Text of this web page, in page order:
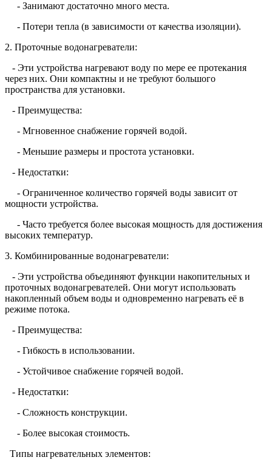
- Занимают достаточно много места.
- Потери тепла (в зависимости от качества изоляции).
2. Проточные водонагреватели:
- Эти устройства нагревают воду по мере ее протекания
через них. Они компактны и не требуют большого
пространства для установки.
- Преимущества:
- Мгновенное снабжение горячей водой.
- Меньшие размеры и простота установки.
- Недостатки:
- Ограниченное количество горячей воды зависит от
мощности устройства.
- Часто требуется более высокая мощность для достижения
высоких температур.
3. Комбинированные водонагреватели:
- Эти устройства объединяют функции накопительных и
проточных водонагревателей. Они могут использовать
накопленный объем воды и одновременно нагревать её в
режиме потока.
- Преимущества:
- Гибкость в использовании.
- Устойчивое снабжение горячей водой.
- Недостатки:
- Сложность конструкции.
- Более высокая стоимость.
Типы нагревательных элементов: